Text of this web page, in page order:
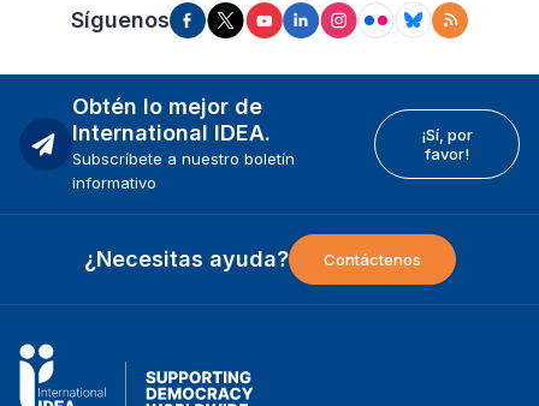
Síguenos
Obtén lo mejor de
International IDEA.
Subscríbete a nuestro boletín
informativo
¡Sí, por
favor!
¿Necesitas ayuda? Contáctenos